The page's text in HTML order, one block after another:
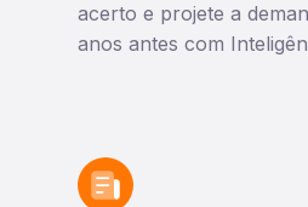
acerto e projete a
anos antes com